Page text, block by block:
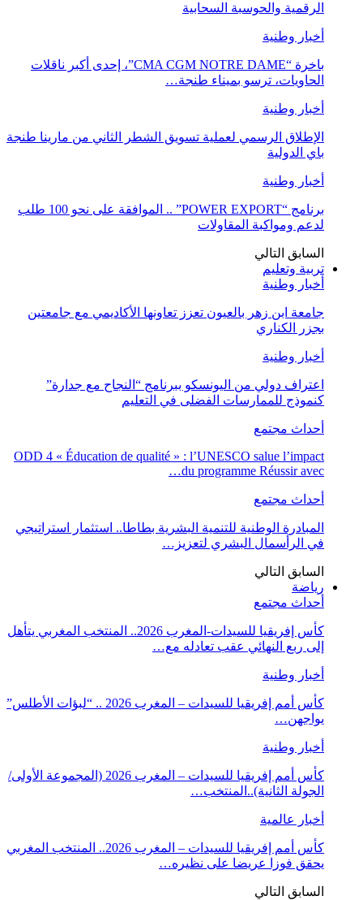
الرقمية والحوسبة السحابية
أخبار وطنية
باخرة “CMA CGM NOTRE DAME”، إحدى أكبر ناقلات
الحاويات، ترسو بميناء طنجة…
أخبار وطنية
الإطلاق الرسمي لعملية تسويق الشطر الثاني من مارينا طنجة
باي الدولية
أخبار وطنية
برنامج “POWER EXPORT” .. الموافقة على نحو 100 طلب
لدعم ومواكبة المقاولات
السابقالتالي
تربية وتعليم
أخبار وطنية
جامعة ابن زهر بالعيون تعزز تعاونها الأكاديمي مع جامعتين
بجزر الكناري
أخبار وطنية
اعتراف دولي من اليونسكو ببرنامج “النجاح مع جدارة”
كنموذج للممارسات الفضلى في التعليم
أحداث مجتمع
ODD 4 « Éducation de qualité » : l’UNESCO salue l’impact
du programme Réussir avec…
أحداث مجتمع
المبادرة الوطنية للتنمية البشرية بطاطا.. استثمار استراتيجي
في الرأسمال البشري لتعزيز…
السابقالتالي
رياضة
أحداث مجتمع
كأس إفريقيا للسيدات-المغرب 2026.. المنتخب المغربي يتأهل
إلى ربع النهائي عقب تعادله مع…
أخبار وطنية
كأس أمم إفريقيا للسيدات – المغرب 2026 .. “لبؤات الأطلس”
يواجهن…
أخبار وطنية
كأس أمم إفريقيا للسيدات – المغرب 2026 (المجموعة الأولى/
الجولة الثانية)..المنتخب…
أخبار عالمية
كأس أمم إفريقيا للسيدات – المغرب 2026.. المنتخب المغربي
يحقق فوزا عريضا على نظيره…
السابقالتالي